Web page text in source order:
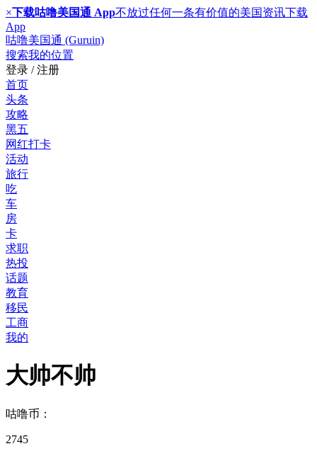
×下载咕噜美国通 App不放过任何一条有价值的美国资讯下载
App
咕噜美国通 (Guruin)
搜索我的位置
登录 / 注册
首页
头条
攻略
黑五
网红打卡
活动
旅行
吃
车
房
卡
求职
热投
话题
教育
移民
工商
我的
大帅不帅
咕噜币：
2745